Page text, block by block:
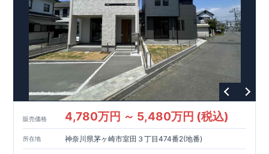
・マルキョウ花見店…約650 m（徒歩9 分）
・スーパーセンタートライアル古賀花見店…約850m（徒歩12
分）
・セブンイレブン古賀花見東2丁目店…約350m（徒歩4分）
・ドラッグストアコスモス古賀店…約400m（徒歩5分）
・イオンモール福津…約2,300m（徒歩32分）（車約7分）
【その他施設】
・国立病院機構福岡東医療センター…約650m（徒歩9分）
・福岡銀行千鳥支店…約1,600m （徒歩22分）
・古賀花見郵便局…約350m（徒歩5分）
・花みの森公園…約170m（徒歩2分）
販売価格 4,780万円 ～ 5,480万円 (税込)
所在地 神奈川県茅ヶ崎市室田３丁目474番2(地番)